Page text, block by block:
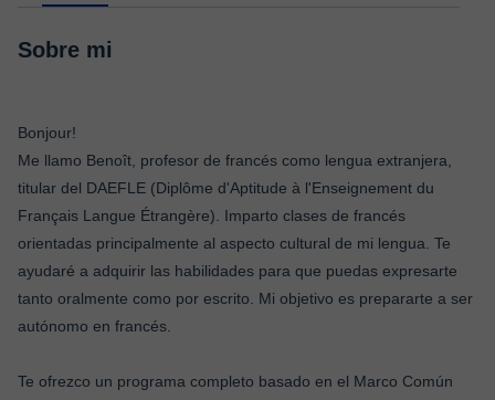
Sobre mi
Bonjour!
Me llamo Benoît, profesor de francés como lengua extranjera,
titular del DAEFLE (Diplôme d'Aptitude à l'Enseignement du
Français Langue Étrangère). Imparto clases de francés
orientadas principalmente al aspecto cultural de mi lengua. Te
ayudaré a adquirir las habilidades para que puedas expresarte
tanto oralmente como por escrito. Mi objetivo es prepararte a ser
autónomo en francés.
Te ofrezco un programa completo basado en el Marco Común